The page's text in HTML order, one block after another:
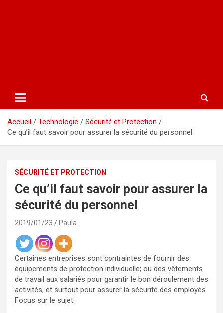
Accueil Technologie
Sécurité et Protection
Ce qu’il faut savoir pour assurer la sécurité du personnel
SÉCURITÉ ET PROTECTION
Ce qu’il faut savoir pour assurer la
sécurité du personnel
2019/01/23 Paula
Certaines entreprises sont contraintes de fournir des
équipements de protection individuelle; ou des vêtements
de travail aux salariés pour garantir le bon déroulement des
activités; et surtout pour assurer la sécurité des employés.
Focus sur le sujet.